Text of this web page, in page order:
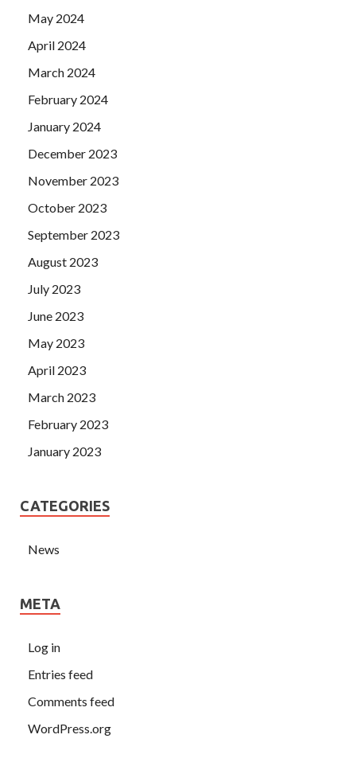
May 2024
April 2024
March 2024
February 2024
January 2024
December 2023
November 2023
October 2023
September 2023
August 2023
July 2023
June 2023
May 2023
April 2023
March 2023
February 2023
January 2023
CATEGORIES
News
META
Log in
Entries feed
Comments feed
WordPress.org